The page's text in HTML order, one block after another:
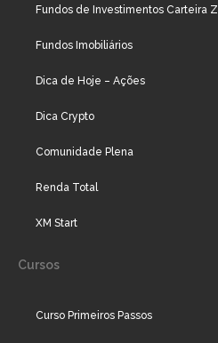
Fundos de Investimentos Carteira Z
Fundos Imobiliários
Dica de Hoje – Ações
Dica Crypto
Comunidade Plena
Renda Total
XM Start
Cursos
Curso Primeiros Passos